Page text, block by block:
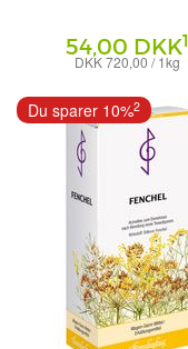
54,00 DKK1
DKK 720,00 / 1kg
Bombastus-Werke AG
Du sparer 10%2